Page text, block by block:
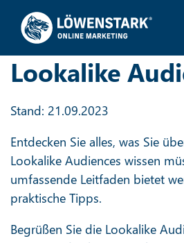
Lookalike
Stand: 21.09.2023
Entdecken Sie alles, was Sie
Lookalike Audiences wissen
umfassende Leitfaden bietet
praktische Tipps.
Begrüßen Sie die Lookalike